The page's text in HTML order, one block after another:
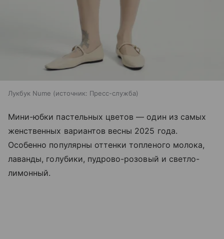
Лукбук Nume источник: Пресс-служба
Мини-юбки пастельных цветов — один из самых
женственных вариантов весны 2025 года.
Особенно популярны оттенки топленого молока,
лаванды, голубики, пудрово-розовый и светло-
лимонный.